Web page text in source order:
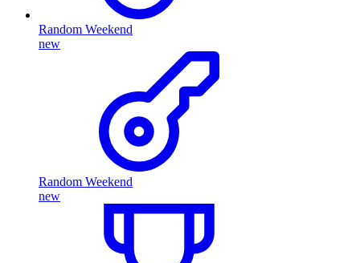
Random Weekend
new
Random Weekend
new